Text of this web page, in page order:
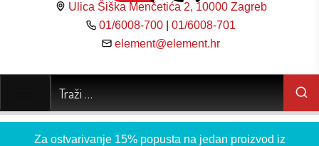
Ulica Šiška Menčetića 2, 10000 Zagreb
01/6008-700 |01/6008-701
element@element.hr
Za ostvarivanje 15% popusta na jedan proizvod iz